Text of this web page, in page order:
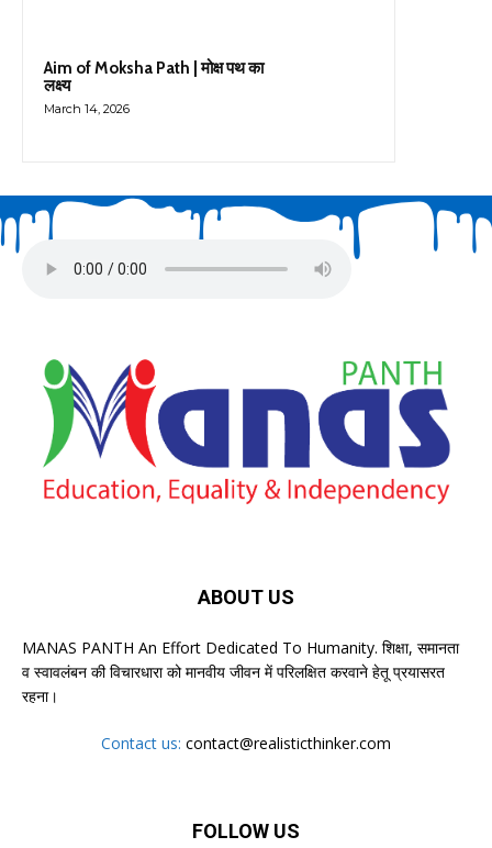
Aim of Moksha Path | मोक्ष पथ का
लक्ष्य
March 14, 2026
ABOUT US
MANAS PANTH An Effort Dedicated To Humanity. शिक्षा, समानता
व स्वावलंबन की विचारधारा को मानवीय जीवन में परिलक्षित करवाने हेतू प्रयासरत
रहना।
Contact us: contact@realisticthinker.com
FOLLOW US